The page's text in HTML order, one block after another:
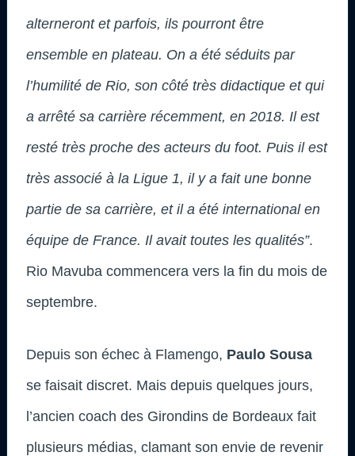
alterneront et parfois, ils pourront être
ensemble en plateau. On a été séduits par
l’humilité de Rio, son côté très didactique et qui
a arrêté sa carrière récemment, en 2018. Il est
resté très proche des acteurs du foot. Puis il est
très associé à la Ligue 1, il y a fait une bonne
partie de sa carrière, et il a été international en
équipe de France. Il avait toutes les qualités”.
Rio Mavuba commencera vers la fin du mois de
septembre.
Depuis son échec à Flamengo, Paulo Sousa
se faisait discret. Mais depuis quelques jours,
l’ancien coach des Girondins de Bordeaux fait
plusieurs médias, clamant son envie de revenir